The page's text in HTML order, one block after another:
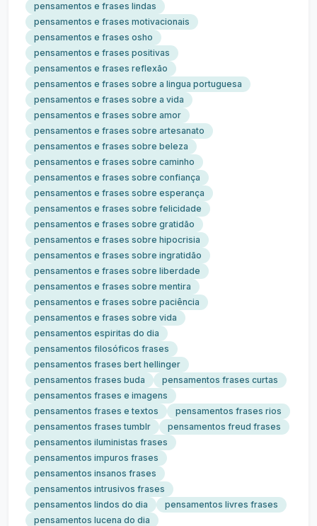
pensamentos e frases lindas
pensamentos e frases motivacionais
pensamentos e frases osho
pensamentos e frases positivas
pensamentos e frases reflexão
pensamentos e frases sobre a lingua portuguesa
pensamentos e frases sobre a vida
pensamentos e frases sobre amor
pensamentos e frases sobre artesanato
pensamentos e frases sobre beleza
pensamentos e frases sobre caminho
pensamentos e frases sobre confiança
pensamentos e frases sobre esperança
pensamentos e frases sobre felicidade
pensamentos e frases sobre gratidão
pensamentos e frases sobre hipocrisia
pensamentos e frases sobre ingratidão
pensamentos e frases sobre liberdade
pensamentos e frases sobre mentira
pensamentos e frases sobre paciência
pensamentos e frases sobre vida
pensamentos espiritas do dia
pensamentos filosóficos frases
pensamentos frases bert hellinger
pensamentos frases buda
pensamentos frases curtas
pensamentos frases e imagens
pensamentos frases e textos
pensamentos frases rios
pensamentos frases tumblr
pensamentos freud frases
pensamentos iluministas frases
pensamentos impuros frases
pensamentos insanos frases
pensamentos intrusivos frases
pensamentos lindos do dia
pensamentos livres frases
pensamentos lucena do dia